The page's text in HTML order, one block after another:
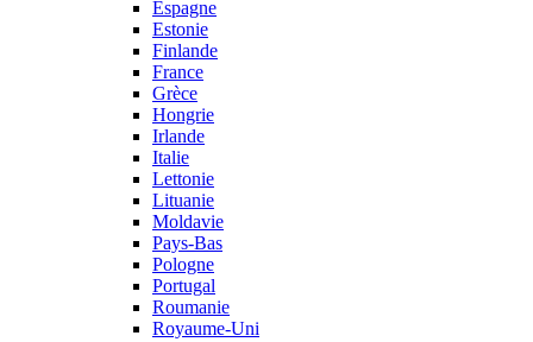
Espagne
Estonie
Finlande
France
Grèce
Hongrie
Irlande
Italie
Lettonie
Lituanie
Moldavie
Pays-Bas
Pologne
Portugal
Roumanie
Royaume-Uni